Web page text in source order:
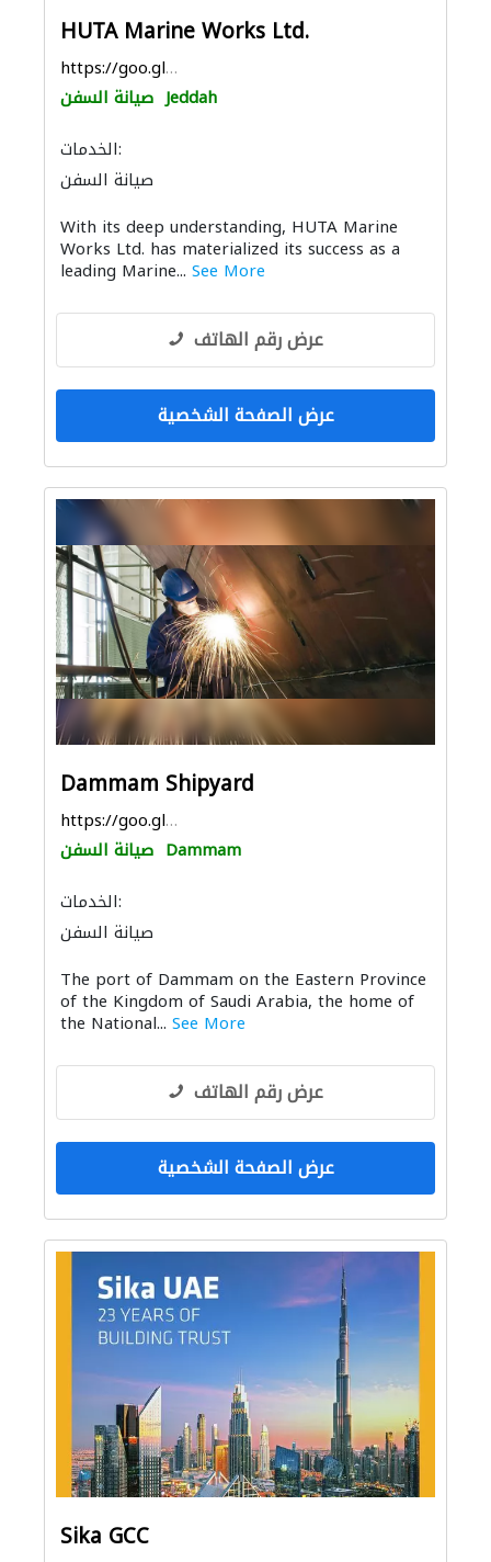
HUTA Marine Works Ltd.
https://goo.gl/maps/SR73Bm6Fot7gQo8B9
صيانة السفن Jeddah
الخدمات:
صيانة السفن
تسرّب المياه الحفريّات قواعد الأساس
استشارات بيئية الموانئ
With its deep understanding, HUTA Marine
Works Ltd. has materialized its success as a
leading Marine... See More
عرض رقم الهاتف
عرض الصفحة الشخصية
Dammam Shipyard
https://goo.gl/maps/p25csXmFAtbwFZM59
صيانة السفن Dammam
الخدمات:
صيانة السفن
The port of Dammam on the Eastern Province
of the Kingdom of Saudi Arabia, the home of
the National... See More
عرض رقم الهاتف
عرض الصفحة الشخصية
Sika GCC